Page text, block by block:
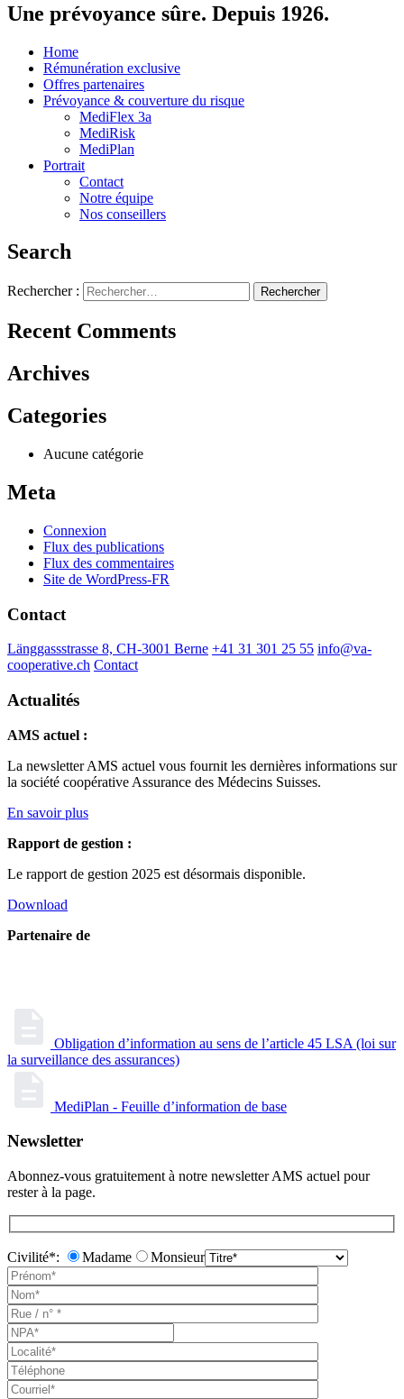
Une prévoyance sûre. Depuis 1926.
Home
Rémunération exclusive
Offres partenaires
Prévoyance & couverture du risque
MediFlex 3a
MediRisk
MediPlan
Portrait
Contact
Notre équipe
Nos conseillers
Search
Rechercher :
Recent Comments
Archives
Categories
Aucune catégorie
Meta
Connexion
Flux des publications
Flux des commentaires
Site de WordPress-FR
Contact
Länggassstrasse 8, CH-3001 Berne +41 31 301 25 55 info@va-
cooperative.ch Contact
Actualités
AMS actuel :
La newsletter AMS actuel vous fournit les dernières informations sur
la société coopérative Assurance des Médecins Suisses.
En savoir plus
Rapport de gestion :
Le rapport de gestion 2025 est désormais disponible.
Download
Partenaire de
Obligation d’information au sens de l’article 45 LSA (loi sur
la surveillance des assurances)
MediPlan - Feuille d’information de base
Newsletter
Abonnez-vous gratuitement à notre newsletter AMS actuel pour
rester à la page.
Civilité*: Madame Monsieur